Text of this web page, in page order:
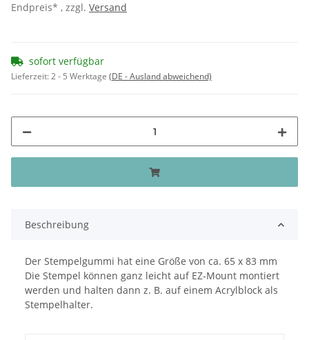
Endpreis* , zzgl. Versand
sofort verfügbar
Lieferzeit:2 - 5 Werktage (DE - Ausland abweichend)
Beschreibung
Der Stempelgummi hat eine Größe von ca. 65 x 83 mm
Die Stempel können ganz leicht auf EZ-Mount montiert
werden und halten dann z. B. auf einem Acrylblock als
Stempelhalter.